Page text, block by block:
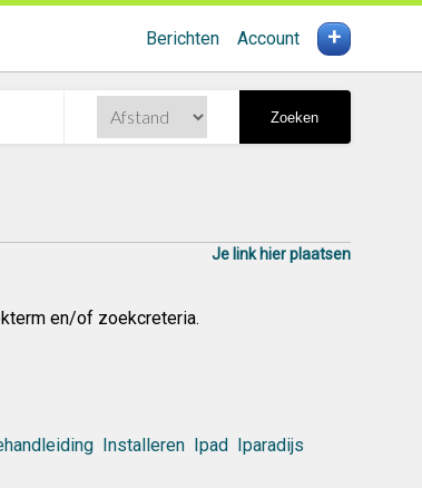
Berichten Account +
Zoeken
Je link hier plaatsen
en/of zoekcreteria.
Installeren Ipad Iparadijs